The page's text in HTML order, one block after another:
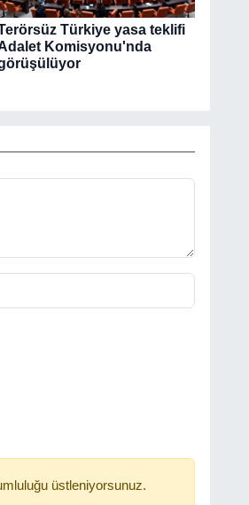
Türkiye yasa teklifi
Komisyonu'nda
üstleniyorsunuz.